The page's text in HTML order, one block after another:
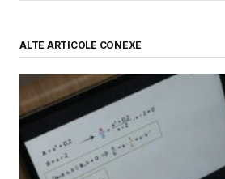
ALTE ARTICOLE CONEXE